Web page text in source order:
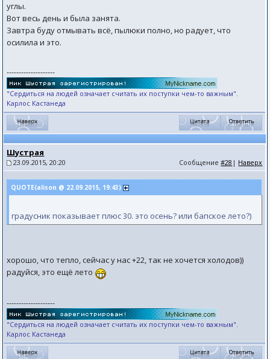
углы.
Вот весь день и была занята.
Завтра буду отмывать всё, пылюки полно, но радует, что
осилила и это.
--------------------
"Сердиться на людей означает считать их поступки чем-то важным".
Карлос Кастанеда
Шустрая
23.09.2015, 20:20 Сообщение#28 | Наверх
QUOTE(alison @ 22.09.2015, 19:43)
градусник показывает плюс 30. это осень? или бапское лето?)
хорошо, что тепло, сейчас у нас +22, так не хочется холодов))
радуйся, это ещё лето
--------------------
"Сердиться на людей означает считать их поступки чем-то важным".
Карлос Кастанеда